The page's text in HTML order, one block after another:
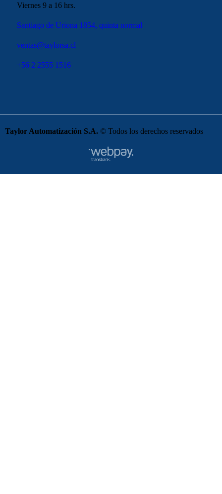
Viernes 9 a 16 hrs.
Santiago de Uriona 1854, quinta normal
ventas@taylorsa.cl
+56 2 2555 1516
Taylor Automatización S.A. © Todos los derechos reservados